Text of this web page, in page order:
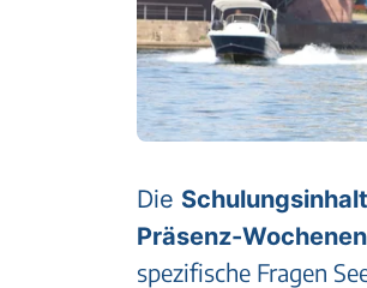
Die
Präsenz-
spezifische Fragen